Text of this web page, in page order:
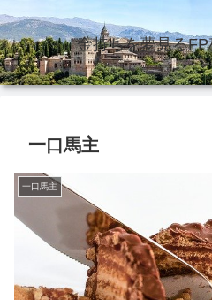
金持ちを夢見る
一口馬主
一口馬主